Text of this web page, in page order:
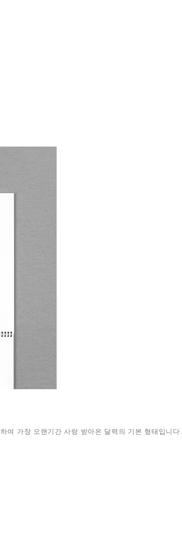
여 가장 오랜기간 사랑 받아온 달력의 기본 형태입니다.